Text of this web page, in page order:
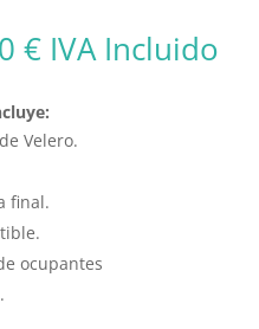
€ IVA Incluido
Velero.
final.
ocupantes